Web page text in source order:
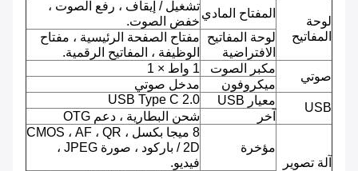
لوحة
المفاتيح
المفتاح المادي
تشغيل / إيقاف ، رفع الصوت ،
خفض الصوت.
لوحة المفاتيح
الافتراضية
مفتاح الصفحة الرئيسية ، مفتاح
الوظيفة ، المفاتيح الرقمية.
صوتي
مكبر الصوت
1 واط × 1
ميكروفون
مدخل صوتي
USB
معيار USB
USB Type C 2.0
آخر
شحن البطارية ، دعم OTG
آلة تصوير
مؤخرة
8 ميجا بكسل ، CMOS ، AF ، QR
/ 2D باركود ، صورة JPEG ،
فيديو.